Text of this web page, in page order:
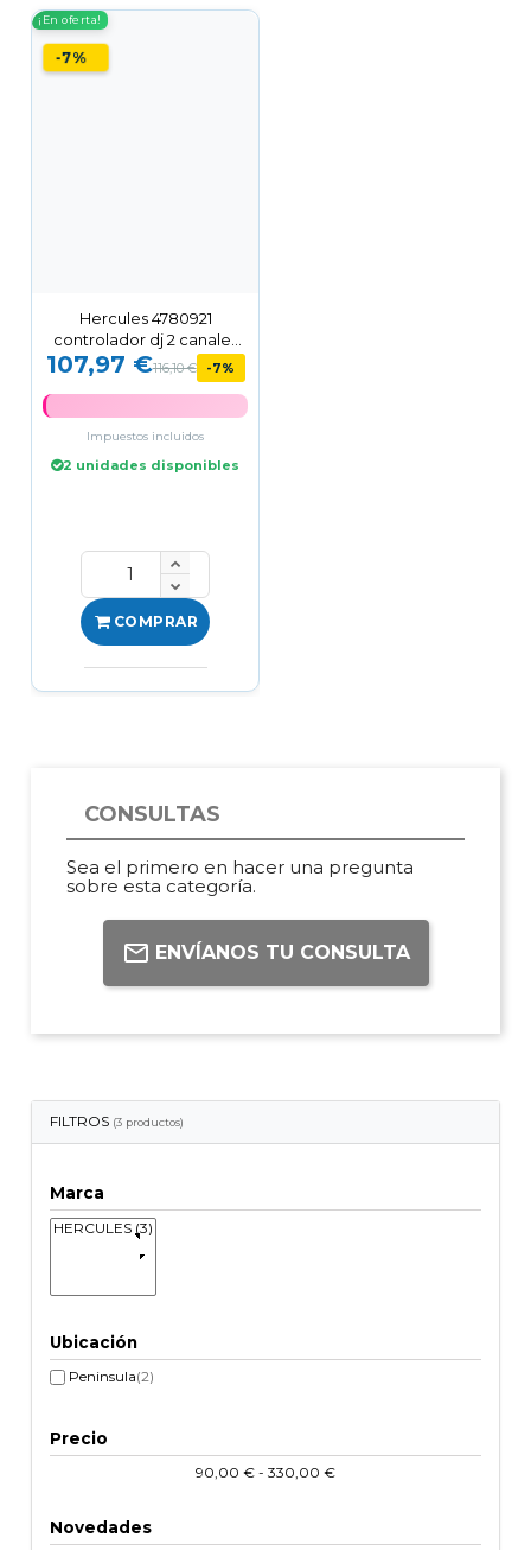
¡En oferta!
-7%
Hercules 4780921
controlador dj 2 canales
Negro, Blanco, Amarillo
107,97 €116,10 € -7%
Impuestos incluidos
2 unidades disponibles
COMPRAR
CONSULTAS
Sea el primero en hacer una pregunta
sobre esta categoría.
ENVÍANOS TU CONSULTA
FILTROS (3 productos)
Marca
Ubicación
Peninsula(2)
Precio
90,00 € - 330,00 €
Novedades